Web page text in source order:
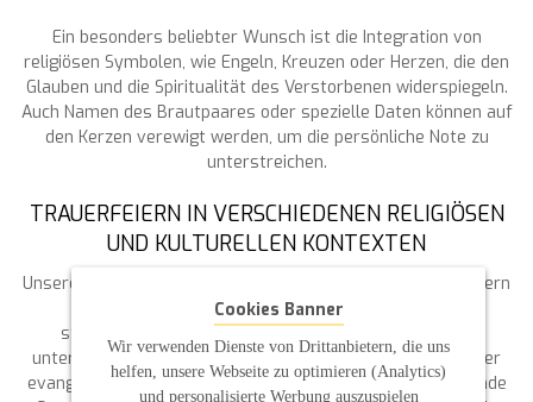
Ein besonders beliebter Wunsch ist die Integration von
religiösen Symbolen, wie Engeln, Kreuzen oder Herzen, die den
Glauben und die Spiritualität des Verstorbenen widerspiegeln.
Auch Namen des Brautpaares oder spezielle Daten können auf
den Kerzen verewigt werden, um die persönliche Note zu
unterstreichen.
TRAUERFEIERN IN VERSCHIEDENEN RELIGIÖSEN
UND KULTURELLEN KONTEXTEN
Unsere Trauerkerzen sind nicht nur für kirchliche Trauerfeiern
geeignet, sondern auch für freie Trauungen und
standesamtliche Trauungen. Wir berücksichtigen die
unterschiedlichen Bedürfnisse und Traditionen, sei es in der
evangelischen oder katholischen Kirche, und bieten passende
Cookies Banner
Wir verwenden Dienste von Drittanbietern, die uns
helfen, unsere Webseite zu optimieren (Analytics)
und personalisierte Werbung auszuspielen